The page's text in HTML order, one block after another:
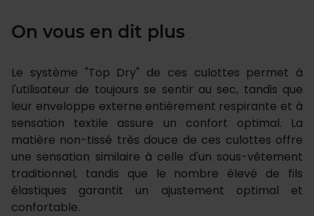
On vous en dit plus
Le système "Top Dry" de ces culottes permet à
l'utilisateur de toujours se sentir au sec, tandis que
leur enveloppe externe entièrement respirante et à
sensation textile assure un confort optimal. La
matière non-tissé très douce de ces culottes offre
une sensation similaire à celle d'un sous-vêtement
traditionnel, tandis que le nombre élevé de fils
élastiques garantit un ajustement optimal et
confortable.